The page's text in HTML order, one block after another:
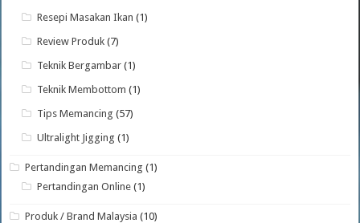
Resepi Masakan Ikan (1)
Review Produk (7)
Teknik Bergambar (1)
Teknik Membottom (1)
Tips Memancing (57)
Ultralight Jigging (1)
Pertandingan Memancing (1)
Pertandingan Online (1)
Produk / Brand Malaysia (10)